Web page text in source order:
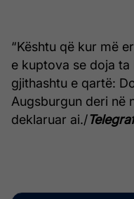
“Kështu që kur më
e kuptova se doja ta
gjithashtu e qartë:
Augsburgun deri në
deklaruar ai./